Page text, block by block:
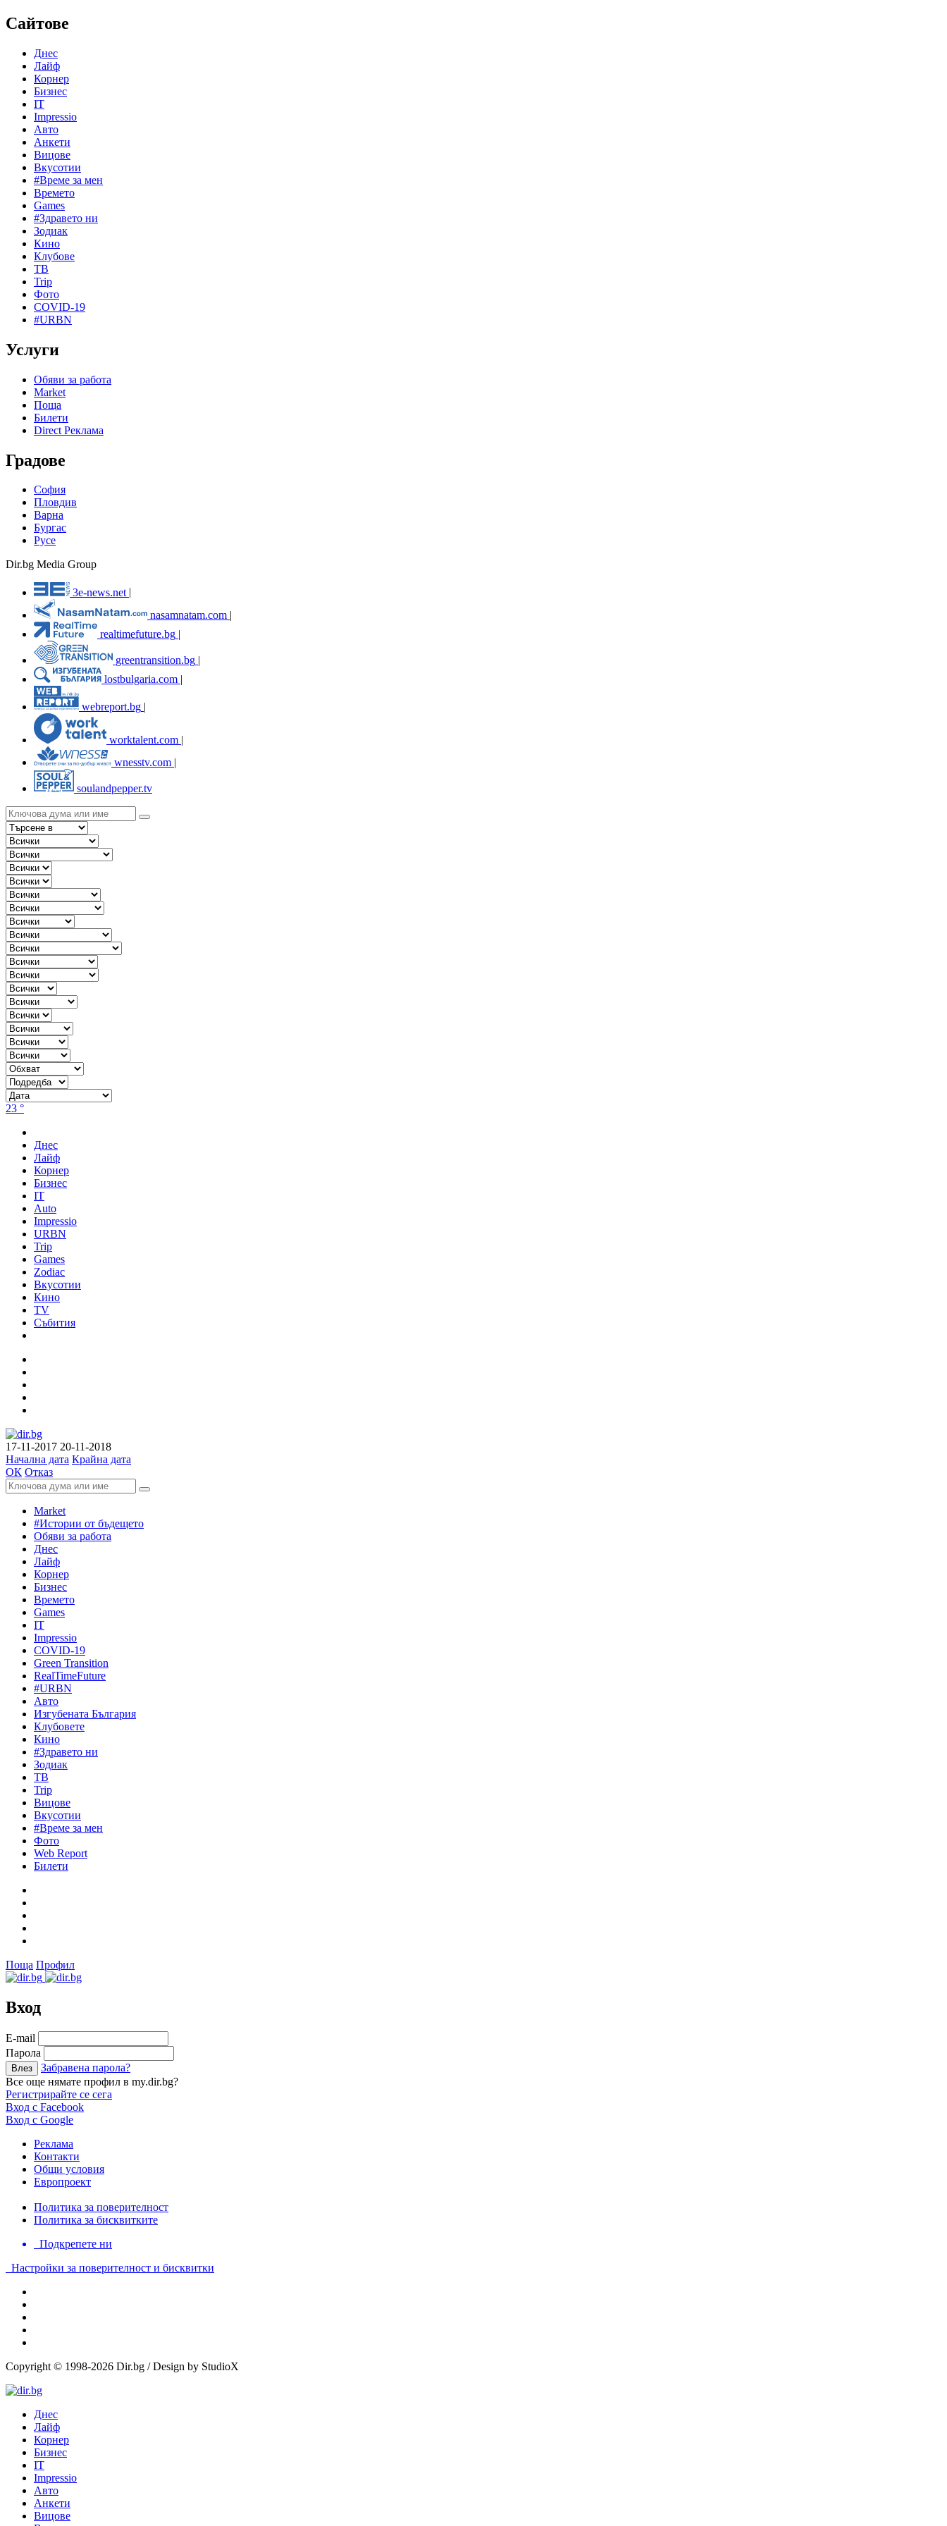
Сайтове
Днес
Лайф
Корнер
Бизнес
IT
Impressio
Авто
Анкети
Вицове
Вкусотии
#Време за мен
Времето
Games
#Здравето ни
Зодиак
Кино
Клубове
ТВ
Trip
Фото
COVID-19
#URBN
Услуги
Обяви за работа
Market
Поща
Билети
Direct Реклама
Градове
София
Пловдив
Варна
Бургас
Русе
Dir.bg Media Group
3e-news.net
nasamnatam.com |
realtimefuture.bg |
greentransition.bg |
lostbulgaria.com |
webreport.bg
worktalent.com |
wnesstv.com |
soulandpepper.tv
23 °
Днес
Лайф
Корнер
Бизнес
IT
Auto
Impressio
URBN
Trip
Games
Zodiac
Вкусотии
Кино
TV
Събития
17-11-2017 20-11-2018
Начална дата Крайна дата
ОК Отказ
Market
#Истории от бъдещето
Обяви за работа
Днес
Лайф
Корнер
Бизнес
Времето
Games
IT
Impressio
COVID-19
Green Transition
RealTimeFuture
#URBN
Авто
Изгубената България
Клубовете
Кино
#Здравето ни
Зодиак
ТВ
Trip
Вицове
Вкусотии
#Време за мен
Фото
Web Report
Билети
Поща Профил
Вход
Е-mail
Парола
Забравена парола?
Все още нямате профил в my.dir.bg?
Регистрирайте се сега
Вход с Facebook
Вход с Google
Реклама
Контакти
Общи условия
Европроект
Политика за поверителност
Политика за бисквитките
Подкрепете ни
Настройки за поверителност и бисквитки
Copyright © 1998-2026 Dir.bg / Design by StudioX
Днес
Лайф
Корнер
Бизнес
IT
Impressio
Авто
Анкети
Вицове